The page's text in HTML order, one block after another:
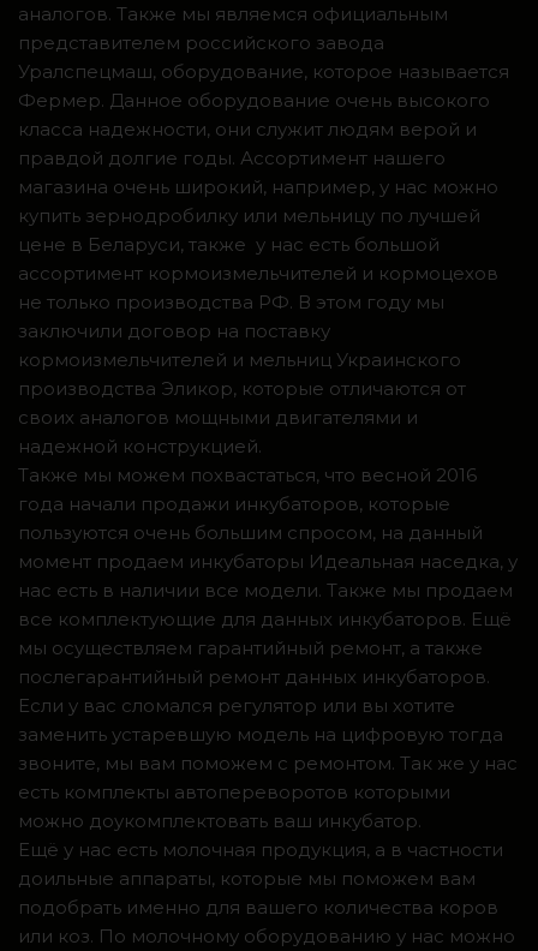
аналогов. Также мы являемся официальным
представителем российского завода
Уралспецмаш, оборудование, которое называется
Фермер. Данное оборудование очень высокого
класса надежности, они служит людям верой и
правдой долгие годы. Ассортимент нашего
магазина очень широкий, например, у нас можно
купить зернодробилку или мельницу по лучшей
цене в Беларуси, также у нас есть большой
ассортимент кормоизмельчителей и кормоцехов
не только производства РФ. В этом году мы
заключили договор на поставку
кормоизмельчителей и мельниц Украинского
производства Эликор, которые отличаются от
своих аналогов мощными двигателями и
надежной конструкцией.
Также мы можем похвастаться, что весной 2016
года начали продажи инкубаторов, которые
пользуются очень большим спросом, на данный
момент продаем инкубаторы Идеальная наседка, у
нас есть в наличии все модели. Также мы продаем
все комплектующие для данных инкубаторов. Ещё
мы осуществляем гарантийный ремонт, а также
послегарантийный ремонт данных инкубаторов.
Если у вас сломался регулятор или вы хотите
заменить устаревшую модель на цифровую тогда
звоните, мы вам поможем с ремонтом. Так же у нас
есть комплекты автопереворотов которыми
можно доукомплектовать ваш инкубатор.
Ещё у нас есть молочная продукция, а в частности
доильные аппараты, которые мы поможем вам
подобрать именно для вашего количества коров
или коз. По молочному оборудованию у нас можно